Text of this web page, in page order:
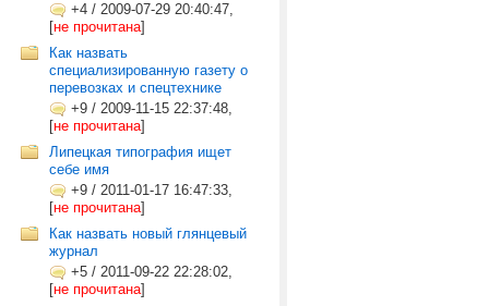
+4 / 2009-07-29 20:40:47,
[не прочитана]
Как назвать
специализированную газету о
перевозках и спецтехнике
+9 / 2009-11-15 22:37:48,
[не прочитана]
Липецкая типография ищет
себе имя
+9 / 2011-01-17 16:47:33,
[не прочитана]
Как назвать новый глянцевый
журнал
+5 / 2011-09-22 22:28:02,
[не прочитана]